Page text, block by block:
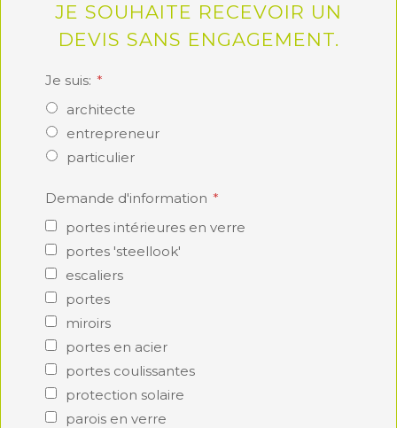
JE SOUHAITE RECEVOIR UN
DEVIS SANS ENGAGEMENT.
Je suis:
architecte
entrepreneur
particulier
Demande d'information
portes intérieures en verre
portes 'steellook'
escaliers
portes
miroirs
portes en acier
portes coulissantes
protection solaire
parois en verre